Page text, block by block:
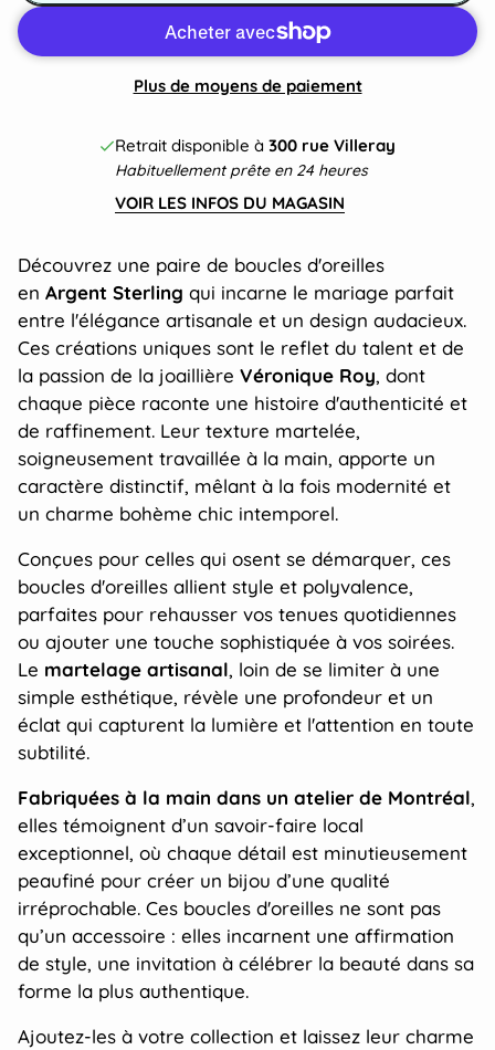
Plus de moyens de paiement
Retrait disponible à 300 rue Villeray
Habituellement prête en 24 heures
VOIR LES INFOS DU MAGASIN
Découvrez une paire de boucles d'oreilles
en Argent Sterling qui incarne le mariage parfait
entre l'élégance artisanale et un design audacieux.
Ces créations uniques sont le reflet du talent et de
la passion de la joaillière Véronique Roy, dont
chaque pièce raconte une histoire d'authenticité et
de raffinement. Leur texture martelée,
soigneusement travaillée à la main, apporte un
caractère distinctif, mêlant à la fois modernité et
un charme bohème chic intemporel.
Conçues pour celles qui osent se démarquer, ces
boucles d'oreilles allient style et polyvalence,
parfaites pour rehausser vos tenues quotidiennes
ou ajouter une touche sophistiquée à vos soirées.
Le martelage artisanal, loin de se limiter à une
simple esthétique, révèle une profondeur et un
éclat qui capturent la lumière et l'attention en toute
subtilité.
Fabriquées à la main dans un atelier de Montréal,
elles témoignent d’un savoir-faire local
exceptionnel, où chaque détail est minutieusement
peaufiné pour créer un bijou d’une qualité
irréprochable. Ces boucles d'oreilles ne sont pas
qu’un accessoire : elles incarnent une affirmation
de style, une invitation à célébrer la beauté dans sa
forme la plus authentique.
Ajoutez-les à votre collection et laissez leur charme